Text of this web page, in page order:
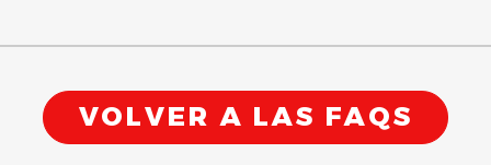
VOLVER A LAS FAQS